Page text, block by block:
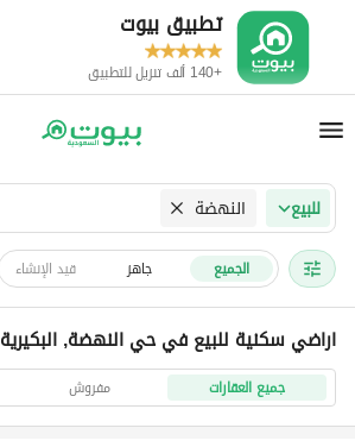
تطبيق بيوت
+140 ألف تنزيل للتطبيق
للبيع النهضة
الجميع جاهز قيد الإنشاء
اراضي سكنية للبيع في حي النهضة, البكيرية
جميع العقارات مفروش